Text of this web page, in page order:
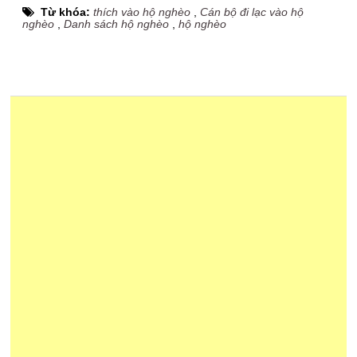
Từ khóa:thích vào hộ nghèo ,Cán bộ đi lạc vào hộ
nghèo ,Danh sách hộ nghèo ,hộ nghèo